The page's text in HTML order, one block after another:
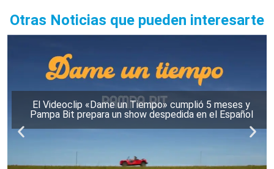
Otras Noticias que pueden interesarte
El Videoclip «Dame un Tiempo» cumplió 5 meses y
Pampa Bit prepara un show despedida en el Español